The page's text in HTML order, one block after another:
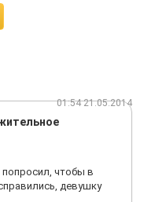
01:54 21.05.2014
чтобы в
девушку